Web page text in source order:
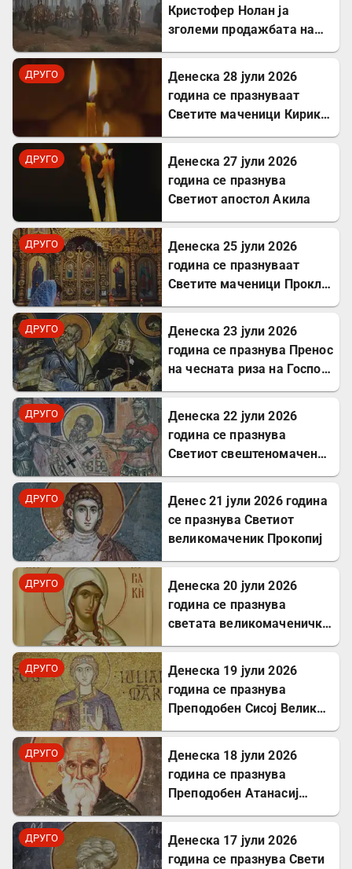
Кристофер Нолан ја
зголеми продажбата на
ДРУГО
Денеска 28 јули 2026
година се празнуваат
Светите маченици Кирик и
ДРУГО
Денеска 27 јули 2026
година се празнува
Светиот апостол Акила
ДРУГО
Денеска 25 јули 2026
година се празнуваат
Светите маченици Прокл и
ДРУГО
Денеска 23 јули 2026
година се празнува Пренос
на чесната риза на Господ
ДРУГО
Денеска 22 јули 2026
година се празнува
Светиот свештеномаченик
ДРУГО
Денес 21 јули 2026 година
се празнува Светиот
великомаченик Прокопиј
ДРУГО
Денеска 20 јули 2026
година се празнува
светата великомаченичка
ДРУГО
Денеска 19 јули 2026
година се празнува
Преподобен Сисој Велики:
воскреснуваше мртви
ДРУГО
Денеска 18 јули 2026
година се празнува
Преподобен Атанасиј
ДРУГО
Денеска 17 јули 2026
година се празнува Свети